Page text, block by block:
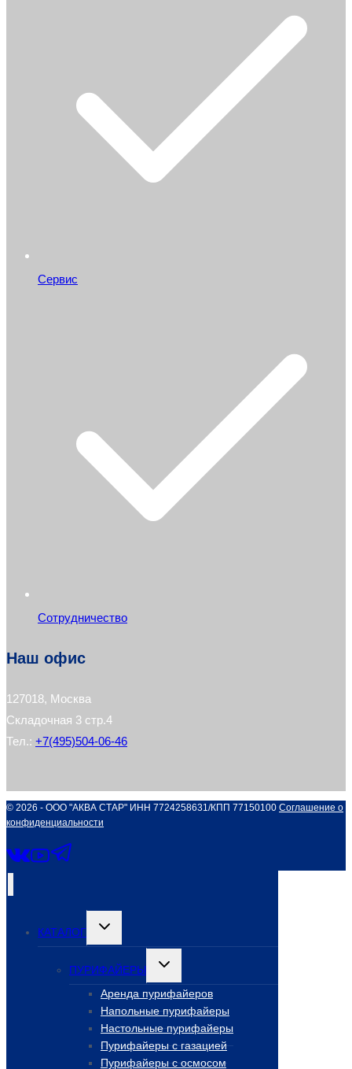
Сервис
Сотрудничество
Наш офис
127018, Москва
Складочная 3 стр.4
Тел.: +7(495)504-06-46
© 2026 - ООО "АКВА СТАР" ИНН 7724258631/КПП 77150100 Соглашение о
конфиденциальности
КАТАЛОГ
Переключить
меню
ПУРИФАЙЕРЫ
Переключить
меню
Аренда пурифайеров
Напольные пурифайеры
Настольные пурифайеры
Пурифайеры с газацией
Пурифайеры с осмосом